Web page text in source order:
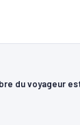
du voyageur